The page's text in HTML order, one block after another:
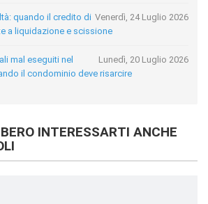
Venerdì, 24 Luglio 2026
quando il credito di
a liquidazione e scissione
Lunedì, 20 Luglio 2026
mal eseguiti nel
il condominio deve risarcire
INTERESSARTI ANCHE